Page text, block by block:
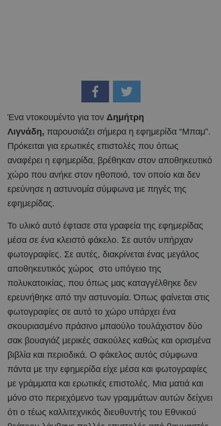
Ένα ντοκουμέντο για τον Δημήτρη
Λιγνάδη, παρουσιάζει σήμερα η εφημερίδα “Μπαμ”.
Πρόκειται για ερωτικές επιστολές που όπως
αναφέρει η εφημερίδα, βρέθηκαν στον αποθηκευτικό
χώρο που ανήκε στον ηθοποιό, τον οποίο και δεν
ερεύνησε η αστυνομία σύμφωνα με πηγές της
εφημερίδας.
Το υλικό αυτό έφτασε στα γραφεία της εφημερίδας
μέσα σε ένα κλειστό φάκελο. Σε αυτόν υπήρχαν
φωτογραφίες. Σε αυτές, διακρίνεται ένας μεγάλος
αποθηκευτικός χώρος στο υπόγειο της
πολυκατοικίας, που όπως μας καταγγέλθηκε δεν
ερευνήθηκε από την αστυνομία. Όπως φαίνεται στις
φωτογραφίες σε αυτό το χώρο υπάρχει ένα
σκουριασμένο πράσινο μπαούλο τουλάχιστον δύο
σακ βουαγιάζ μερικές σακούλες καθώς και ορισμένα
βιβλία και περιοδικά. Ο φάκελος αυτός σύμφωνα
πάντα με την εφημερίδα είχε μέσα και φωτογραφίες
με γράμματα και ερωτικές επιστολές. Μια ματιά και
μόνο στο περιεχόμενο των γραμμάτων αυτών δείχνει
ότι ο τέως καλλιτεχνικός διευθυντής του Εθνικού